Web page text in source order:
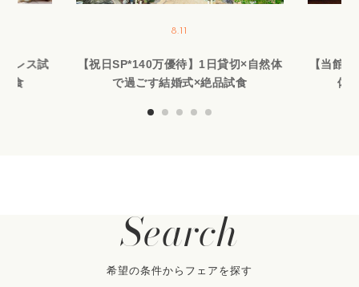
レス試
食
8.11
【祝日SP*140万優待】1日貸切×自然体
で過ごす結婚式×絶品試食
【当館
体
Search
希望の条件からフェアを探す